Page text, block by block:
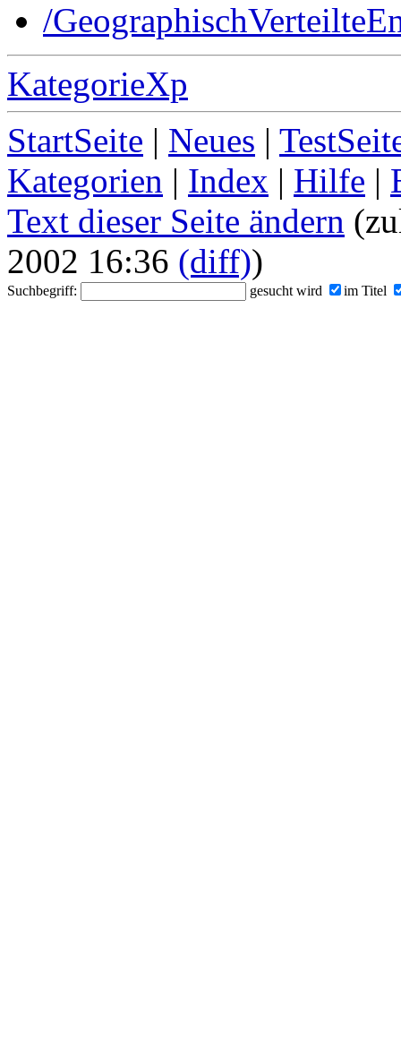
/
KategorieXp
StartSeite | Neues |
Kategorien | Index | Hilfe |
Text dieser Seite ändern
2002 16:36 (diff))
Suchbegriff: gesucht wird im Titel